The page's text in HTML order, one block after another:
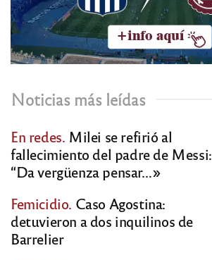
Noticias más leídas
En redes. Milei se refirió al
fallecimiento del padre de Messi:
“Da vergüenza pensar…»
Femicidio. Caso Agostina:
detuvieron a dos inquilinos de
Barrelier